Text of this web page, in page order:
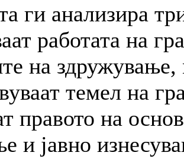
ги анализира
работата на
на
темел на
правото на
и јавно